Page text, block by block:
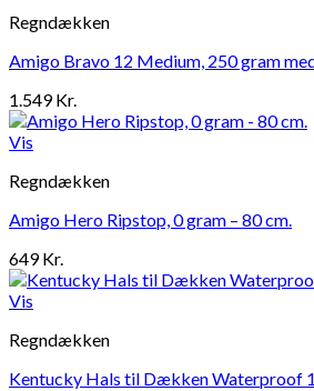
Regndækken
Amigo Bravo 12 Medium, 250 gram
1.549Kr.
Vis
Regndækken
Amigo Hero Ripstop, 0 gram – 80 cm.
649Kr.
Vis
Regndækken
Kentucky Hals til Dækken Waterproof